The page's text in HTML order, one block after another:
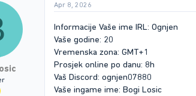
Apr 8, 2026
Informacije Vaše ime IRL: Ognjen
Vaše godine: 20
Vremenska zona: GMT+1
Prosjek online po danu: 8h
Vaš Discord: ognjen07880
Vaše ingame ime: Bogi Losic